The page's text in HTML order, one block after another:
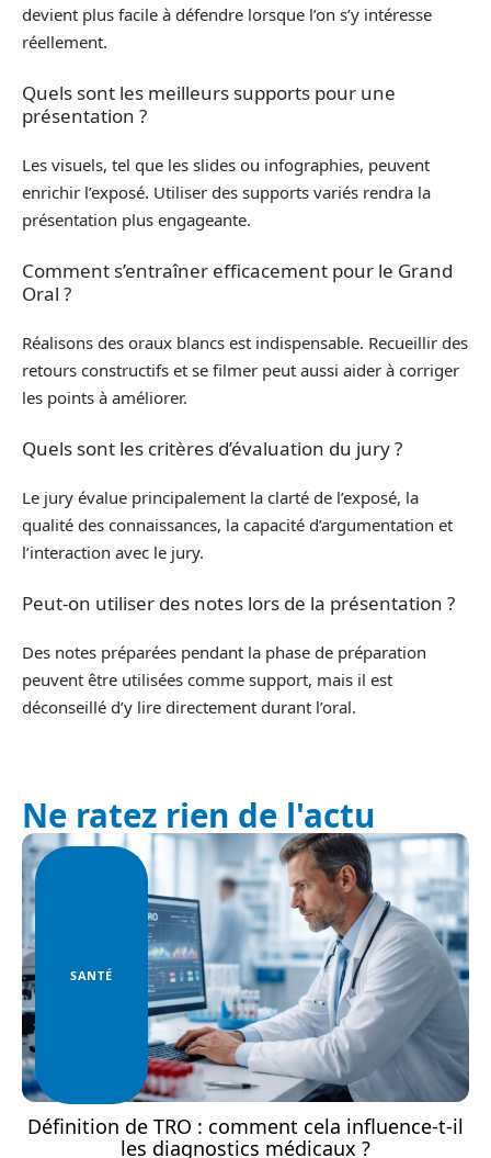
devient plus facile à défendre lorsque l’on s’y intéresse
réellement.
Quels sont les meilleurs supports pour une
présentation ?
Les visuels, tel que les slides ou infographies, peuvent
enrichir l’exposé. Utiliser des supports variés rendra la
présentation plus engageante.
Comment s’entraîner efficacement pour le Grand
Oral ?
Réalisons des oraux blancs est indispensable. Recueillir des
retours constructifs et se filmer peut aussi aider à corriger
les points à améliorer.
Quels sont les critères d’évaluation du jury ?
Le jury évalue principalement la clarté de l’exposé, la
qualité des connaissances, la capacité d’argumentation et
l’interaction avec le jury.
Peut-on utiliser des notes lors de la présentation ?
Des notes préparées pendant la phase de préparation
peuvent être utilisées comme support, mais il est
déconseillé d’y lire directement durant l’oral.
Ne ratez rien de l'actu
SANTÉ
Définition de TRO : comment cela influence-t-il
les diagnostics médicaux ?